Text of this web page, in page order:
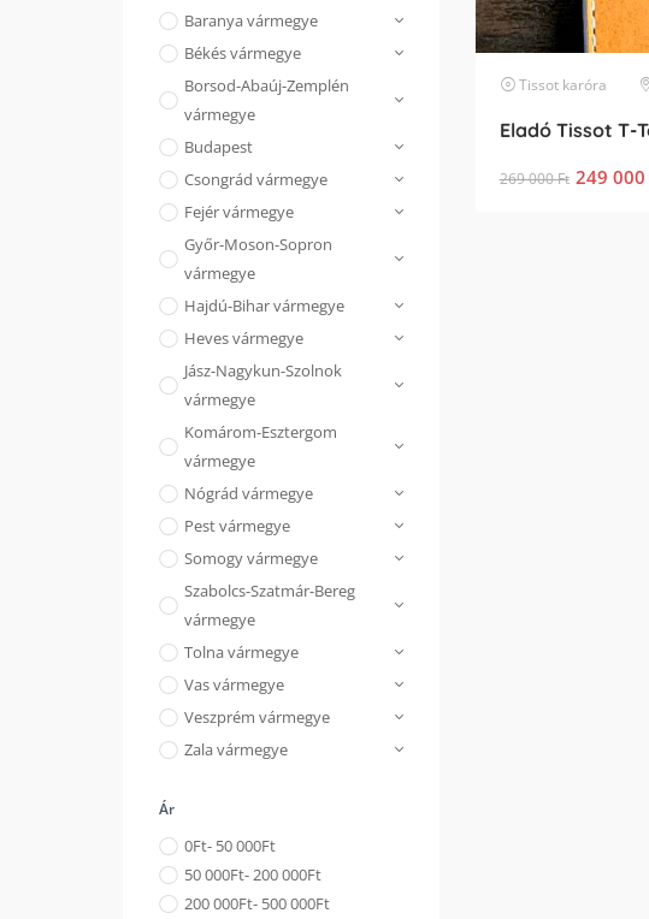
Baranya vármegye
Békés vármegye
Borsod-Abaúj-Zemplén
vármegye
Budapest
Csongrád vármegye
Fejér vármegye
Győr-Moson-Sopron
vármegye
Hajdú-Bihar vármegye
Heves vármegye
Jász-Nagykun-Szolnok
vármegye
Komárom-Esztergom
vármegye
Nógrád vármegye
Pest vármegye
Somogy vármegye
Szabolcs-Szatmár-Bereg
vármegye
Tolna vármegye
Vas vármegye
Veszprém vármegye
Zala vármegye
Ár
0Ft- 50 000Ft
50 000Ft- 200 000Ft
200 000Ft- 500 000Ft
Tissot karóra
269 000Ft 249 000